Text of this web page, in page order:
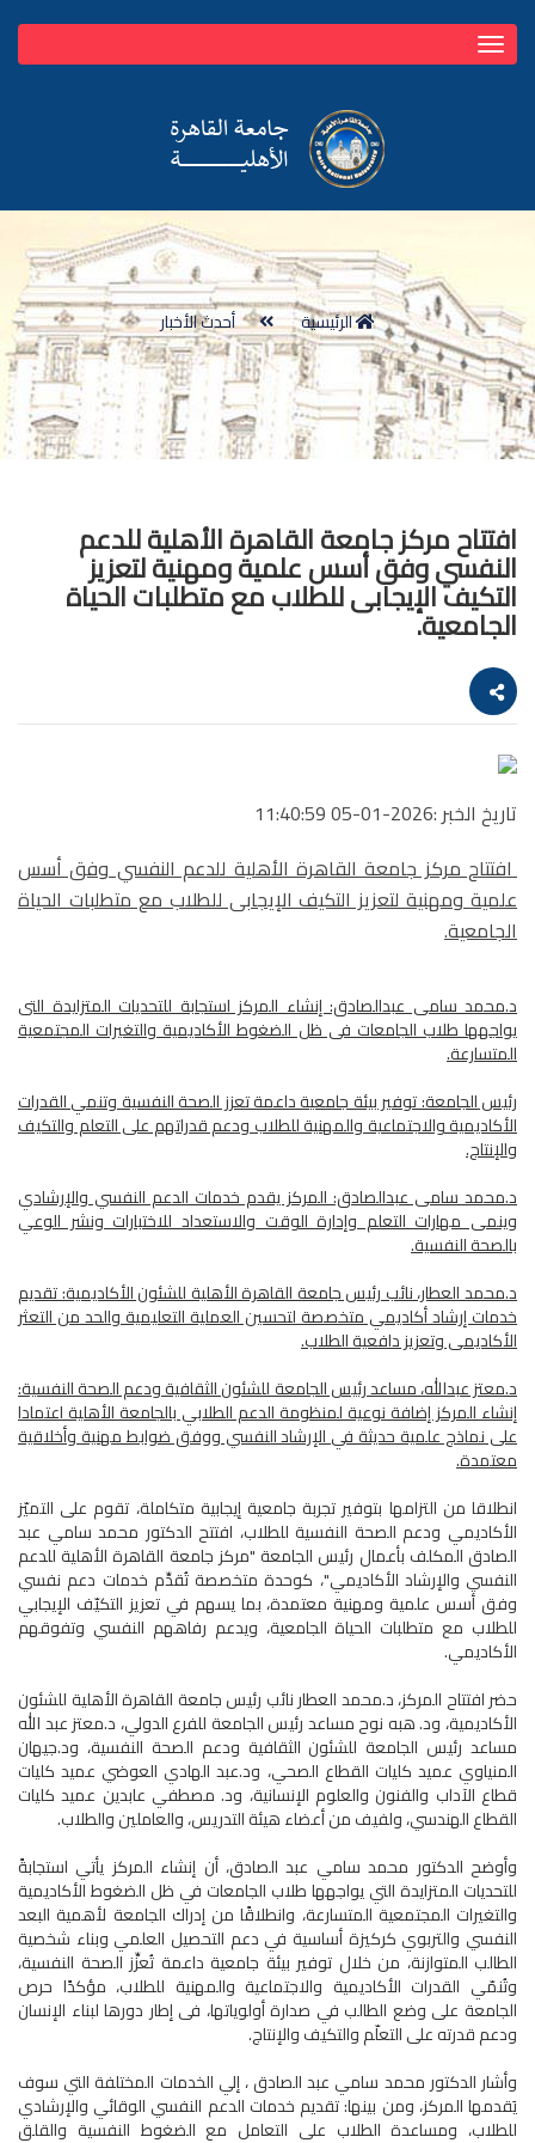
navigation
الرئيسية أحدث الأخبار
افتتاح مركز جامعة القاهرة الأهلية للدعم
النفسي وفق أسس علمية ومهنية لتعزيز
التكيف الإيجابى للطلاب مع متطلبات الحياة
الجامعية.‎
تاريخ الخبر :2026-01-05 11:40:59
افتتاح مركز جامعة القاهرة الأهلية للدعم النفسي وفق أسس
علمية ومهنية لتعزيز التكيف الإيجابى للطلاب مع متطلبات الحياة
الجامعية.
د.محمد سامى عبدالصادق: إنشاء المركز استجابة للتحديات المتزايدة التى
يواجهها طلاب الجامعات فى ظل الضغوط الأكاديمية والتغيرات المجتمعية
المتسارعة.
رئيس الجامعة: توفير بيئة جامعية داعمة تعزز الصحة النفسية وتنمي القدرات
الأكاديمية والاجتماعية والمهنية للطلاب ودعم قدراتهم على التعلم والتكيف
والإنتاج.
د.محمد سامى عبدالصادق: المركز يقدم خدمات الدعم النفسي والإرشادي
وينمى مهارات التعلم وإدارة الوقت والاستعداد للاختبارات ونشر الوعي
بالصحة النفسية.
د.محمد العطار، نائب رئيس جامعة القاهرة الأهلية للشئون الأكاديمية: تقديم
خدمات إرشاد أكاديمي متخصصة لتحسين العملية التعليمية والحد من التعثر
الأكاديمى وتعزيز دافعية الطلاب.
د.معتز عبدالله، مساعد رئيس الجامعة للشئون الثقافية ودعم الصحة النفسية:
إنشاء المركز إضافة نوعية لمنظومة الدعم الطلابي بالجامعة الأهلية اعتمادا
على نماذج علمية حديثة في الإرشاد النفسي ووفق ضوابط مهنية وأخلاقية
معتمدة.
انطلاقا من التزامها بتوفير تجربة جامعية إيجابية متكاملة، تقوم على التميّز
الأكاديمي ودعم الصحة النفسية للطلاب، افتتح الدكتور محمد سامي عبد
الصادق المكلف بأعمال رئيس الجامعة "مركز جامعة القاهرة الأهلية للدعم
النفسي والإرشاد الأكاديمي"، كوحدة متخصصة تُقدِّم خدمات دعم نفسي
وفق أسس علمية ومهنية معتمدة، بما يسهم في تعزيز التكيّف الإيجابي
للطلاب مع متطلبات الحياة الجامعية، ويدعم رفاههم النفسي وتفوقهم
الأكاديمي.
حضر افتتاح المركز، د.محمد العطار نائب رئيس جامعة القاهرة الأهلية للشئون
الأكاديمية، ود. هبه نوح مساعد رئيس الجامعة للفرع الدولي، د.معتز عبد الله
مساعد رئيس الجامعة للشئون الثقافية ودعم الصحة النفسية، ود.جيهان
المنياوي عميد كليات القطاع الصحي، ود.عبد الهادي العوضي عميد كليات
قطاع الآداب والفنون والعلوم الإنسانية، ود. مصطفي عابدين عميد كليات
القطاع الهندسي، ولفيف من أعضاء هيئة التدريس، والعاملين والطلاب.
وأوضح الدكتور محمد سامي عبد الصادق، أن إنشاء المركز يأتي استجابةً
للتحديات المتزايدة التي يواجهها طلاب الجامعات في ظل الضغوط الأكاديمية
والتغيرات المجتمعية المتسارعة، وانطلاقًا من إدراك الجامعة لأهمية البعد
النفسي والتربوي كركيزة أساسية في دعم التحصيل العلمي وبناء شخصية
الطالب المتوازنة، من خلال توفير بيئة جامعية داعمة تُعزِّز الصحة النفسية،
وتُنمّي القدرات الأكاديمية والاجتماعية والمهنية للطلاب، مؤكدًا حرص
الجامعة على وضع الطالب في صدارة أولوياتها، فى إطار دورها لبناء الإنسان
ودعم قدرته على التعلّم والتكيف والإنتاج.
وأشار الدكتور محمد سامي عبد الصادق ، إلي الخدمات المختلفة التي سوف
يَقدمها المركز، ومن بينها: تقديم خدمات الدعم النفسي الوقائي والإرشادي
للطلاب، ومساعدة الطلاب على التعامل مع الضغوط النفسية والقلق